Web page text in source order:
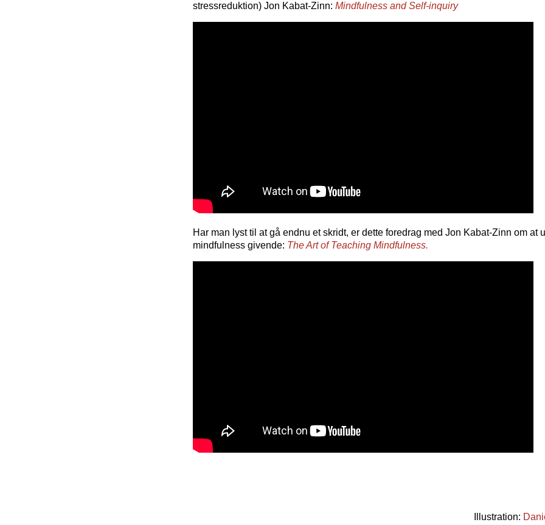
stressreduktion) Jon Kabat-Zinn: Mindfulness and Self-inquiry
Har man lyst til at gå endnu et skridt, er dette foredrag med Jon Kabat-Zinn om at
mindfulness givende: The Art of Teaching Mindfulness.
Illustration: